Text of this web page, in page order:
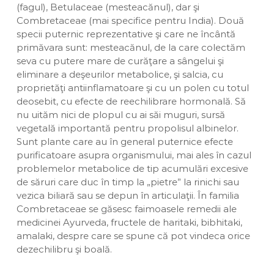
(fagul), Betulaceae (mesteacănul), dar şi
Combretaceae (mai specifice pentru India). Două
specii puternic reprezentative şi care ne încântă
primăvara sunt: mesteacănul, de la care colectăm
seva cu putere mare de curăţare a sângelui şi
eliminare a deşeurilor metabolice, şi salcia, cu
proprietăţi antiinflamatoare şi cu un polen cu totul
deosebit, cu efecte de reechilibrare hormonală. Să
nu uităm nici de plopul cu ai săi muguri, sursă
vegetală importantă pentru propolisul albinelor.
Sunt plante care au în general puternice efecte
purificatoare asupra organismului, mai ales în cazul
problemelor metabolice de tip acumulări excesive
de săruri care duc în timp la „pietre” la rinichi sau
vezica biliară sau se depun în articulaţii. În familia
Combretaceae se găsesc faimoasele remedii ale
medicinei Ayurveda, fructele de haritaki, bibhitaki,
amalaki, despre care se spune că pot vindeca orice
dezechilibru şi boală.